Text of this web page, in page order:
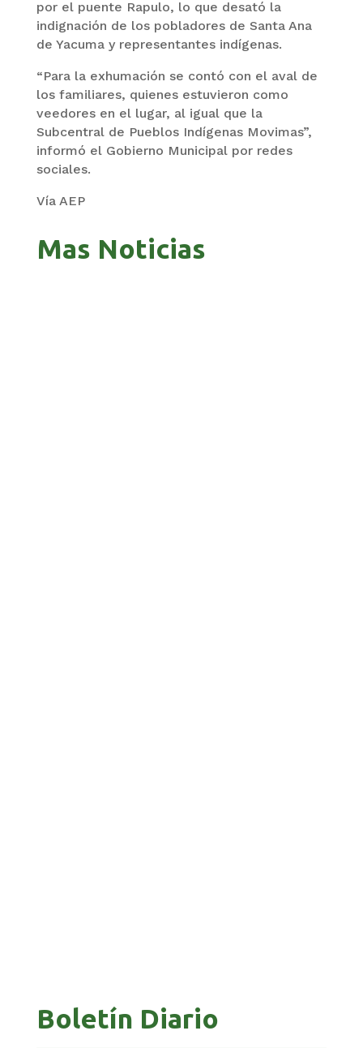
por el puente Rapulo, lo que desató la
indignación de los pobladores de Santa Ana
de Yacuma y representantes indígenas.
“Para la exhumación se contó con el aval de
los familiares, quienes estuvieron como
veedores en el lugar, al igual que la
Subcentral de Pueblos Indígenas Movimas”,
informó el Gobierno Municipal por redes
sociales.
Vía AEP
Mas Noticias
Boletín Diario